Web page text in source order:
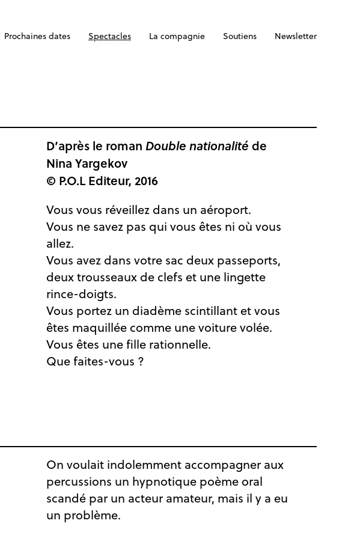
Prochaines dates Spectacles La compagnie Soutiens Newsletter
D’après le roman Double nationalité de
Nina Yargekov
© P.O.L Editeur, 2016
Vous vous réveillez dans un aéroport.
Vous ne savez pas qui vous êtes ni où vous
allez.
Vous avez dans votre sac deux passeports,
deux trousseaux de clefs et une lingette
rince-doigts.
Vous portez un diadème scintillant et vous
êtes maquillée comme une voiture volée.
Vous êtes une fille rationnelle.
Que faites-vous ?
On voulait indolemment accompagner aux
percussions un hypnotique poème oral
scandé par un acteur amateur, mais il y a eu
un problème.